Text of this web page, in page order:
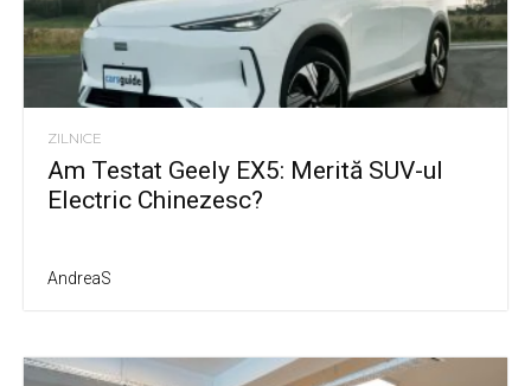
ZILNICE
Am Testat Geely EX5: Merită SUV-ul
Electric Chinezesc?
AndreaS